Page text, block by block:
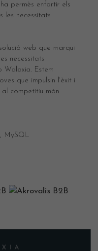
permès enfortir els
les necessitats
web que marqui
necessitats
Walaxia. Estem
que impulsin l'èxit i
competitiu món
MySQL